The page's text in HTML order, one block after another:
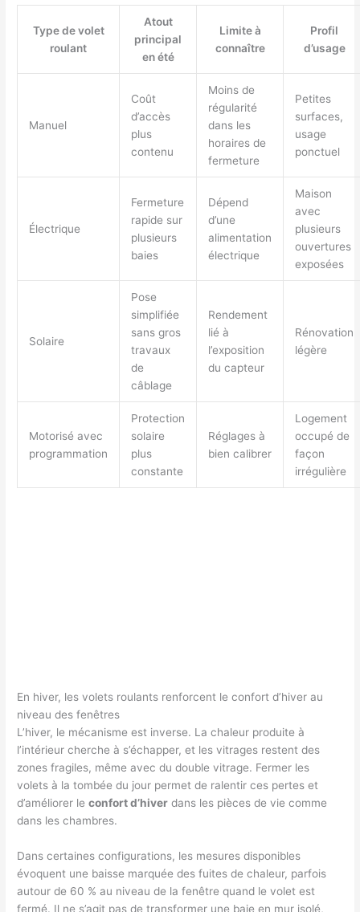
Type de volet
roulant
Atout
principal
en été
Limite à
connaître
Profil
d’usage
Manuel
Coût
d’accès
plus
contenu
Moins de
régularité
dans les
horaires de
fermeture
Petites
surfaces,
usage
ponctuel
Électrique
Fermeture
rapide sur
plusieurs
baies
Dépend
d’une
alimentation
électrique
Maison
avec
plusieurs
ouvertures
exposées
Solaire
Pose
simplifiée
sans gros
travaux
de
câblage
Rendement
lié à
l’exposition
du capteur
Rénovation
légère
Motorisé avec
programmation
Protection
solaire
plus
constante
Réglages à
bien calibrer
Logement
occupé de
façon
irrégulière
En hiver, les volets roulants renforcent le confort d’hiver au
niveau des fenêtres
L’hiver, le mécanisme est inverse. La chaleur produite à
l’intérieur cherche à s’échapper, et les vitrages restent des
zones fragiles, même avec du double vitrage. Fermer les
volets à la tombée du jour permet de ralentir ces pertes et
d’améliorer leconfort d’hiver dans les pièces de vie comme
dans les chambres.
Dans certaines configurations, les mesures disponibles
évoquent une baisse marquée des fuites de chaleur, parfois
autour de 60 % au niveau de la fenêtre quand le volet est
fermé. Il ne s’agit pas de transformer une baie en mur isolé,